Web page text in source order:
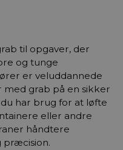
til opgaver, der
og tunge
er veluddannede
grab på en sikker
har brug for at løfte
eller andre
håndtere
præcision.